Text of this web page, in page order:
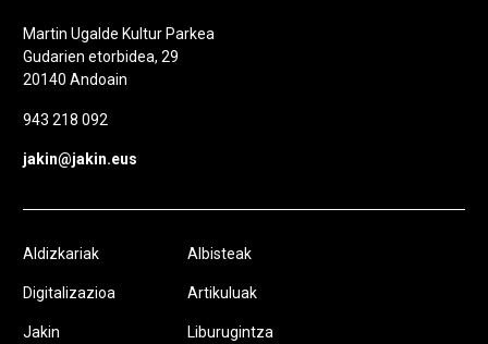
Martin Ugalde Kultur Parkea
Gudarien etorbidea, 29
20140 Andoain
943 218 092
jakin@jakin.eus
Aldizkariak
Digitalizazioa
Jakin
Albisteak
Artikuluak
Liburugintza